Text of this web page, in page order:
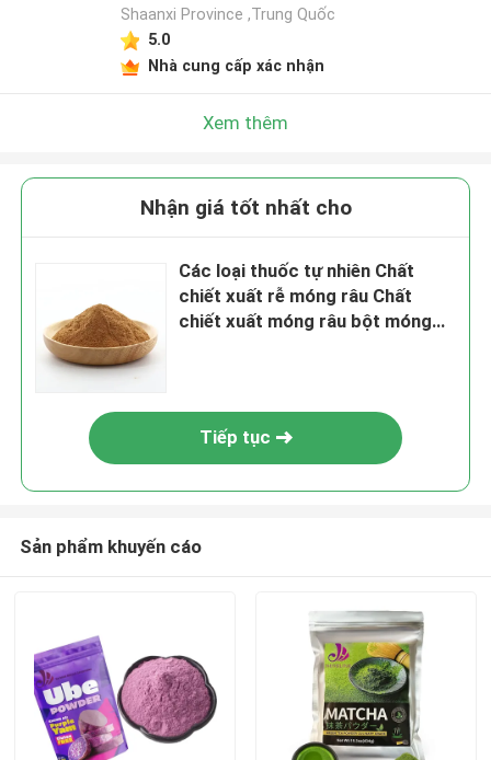
Shaanxi Province ,Trung Quốc
5.0
Nhà cung cấp xác nhận
Xem thêm
Nhận giá tốt nhất cho
Các loại thuốc tự nhiên Chất
chiết xuất rễ móng râu Chất
chiết xuất móng râu bột móng
Tiếp tục
Sản phẩm khuyến cáo